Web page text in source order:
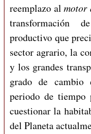
reemplazo almotor
transformación
productivo que
sector agrario, la
y los grandes
grado de cambio
periodo de tiempo
cuestionar la
del Planeta